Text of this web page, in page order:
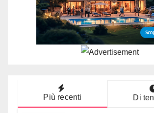
Più recenti Di